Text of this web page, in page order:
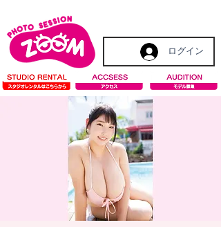
ログイン